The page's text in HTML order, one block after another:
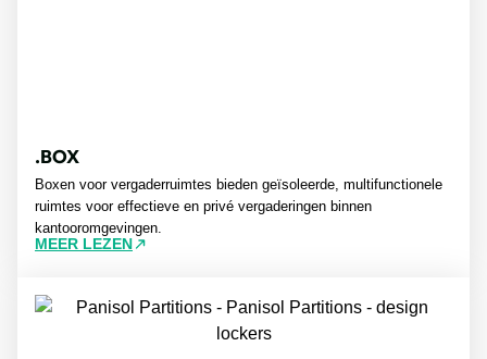
.BOX
Boxen voor vergaderruimtes bieden geïsoleerde, multifunctionele
ruimtes voor effectieve en privé vergaderingen binnen
kantooromgevingen.
MEER LEZEN